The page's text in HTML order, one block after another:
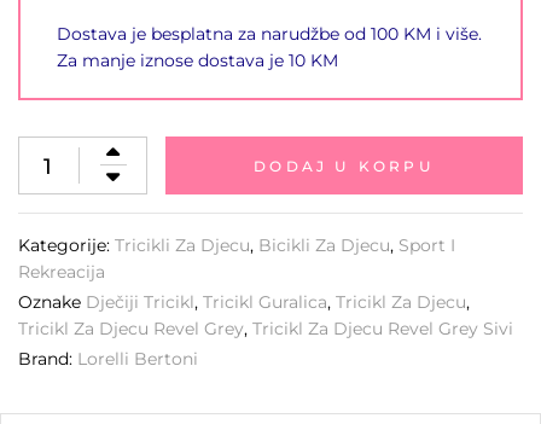
Dostava je besplatna za narudžbe od 100 KM i više.
Za manje iznose dostava je 10 KM
DODAJ U KORPU
Kategorije: Tricikli Za Djecu, Bicikli Za Djecu, Sport I
Rekreacija
Oznake Dječiji Tricikl, Tricikl Guralica, Tricikl Za Djecu,
Tricikl Za Djecu Revel Grey, Tricikl Za Djecu Revel Grey Sivi
Brand: Lorelli Bertoni